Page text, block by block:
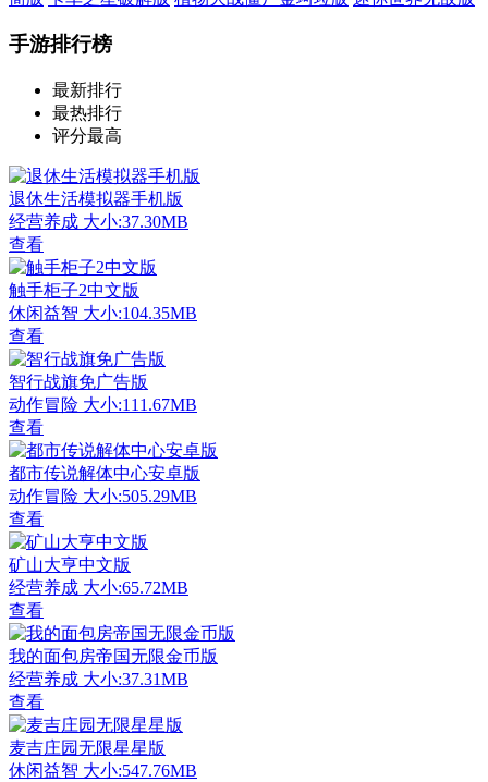
手游排行榜
最新排行
最热排行
评分最高
退休生活模拟器手机版
经营养成 大小:37.30MB
查看
触手柜子2中文版
休闲益智 大小:104.35MB
查看
智行战旗免广告版
动作冒险 大小:111.67MB
查看
都市传说解体中心安卓版
动作冒险 大小:505.29MB
查看
矿山大亨中文版
经营养成 大小:65.72MB
查看
我的面包房帝国无限金币版
经营养成 大小:37.31MB
查看
麦吉庄园无限星星版
休闲益智 大小:547.76MB